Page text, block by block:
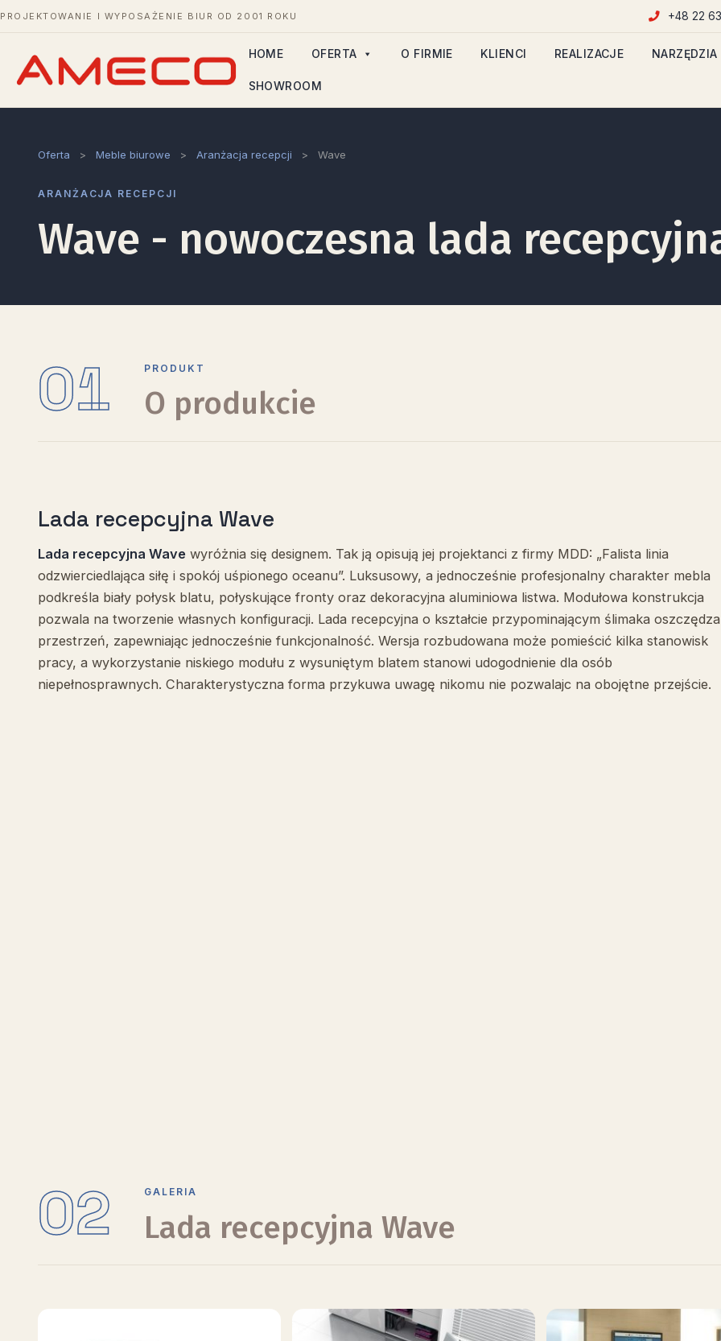
PROJEKTOWANIE I WYPOSAŻENIE BIUR OD 2001 ROKU +48 22
HOME OFERTA O FIRMIE KLIENCI REALIZACJE NARZĘDZIA
SHOWROOM
Oferta > Meble biurowe > Aranżacja recepcji > Wave
ARANŻACJA RECEPCJI
Wave - nowoczesna lada
01 PRODUKT
O produkcie
Lada recepcyjna Wave
Lada recepcyjna Wave wyróżnia się designem. Tak ją opisują jej projektanci z firmy MDD: „Falista linia
odzwierciedlająca siłę i spokój uśpionego oceanu”. Luksusowy, a jednocześnie profesjonalny charakter mebla
podkreśla biały połysk blatu, połyskujące fronty oraz dekoracyjna aluminiowa listwa. Modułowa konstrukcja
pozwala na tworzenie własnych konfiguracji. Lada recepcyjna o kształcie przypominającym ślimaka oszczędza
przestrzeń, zapewniając jednocześnie funkcjonalność. Wersja rozbudowana może pomieścić kilka stanowisk
pracy, a wykorzystanie niskiego modułu z wysuniętym blatem stanowi udogodnienie dla osób
niepełnosprawnych. Charakterystyczna forma przykuwa uwagę nikomu nie pozwalajc na obojętne przejście.
02 GALERIA
Lada recepcyjna Wave